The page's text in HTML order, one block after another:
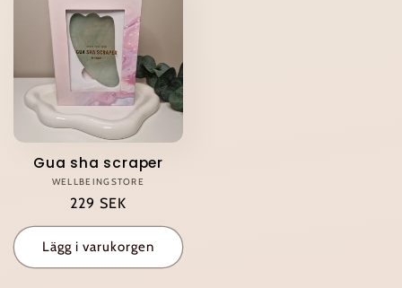
Gua sha scraper
Säljare:
WELLBEINGSTORE
Ordinarie
pris
229 SEK
Lägg i varukorgen